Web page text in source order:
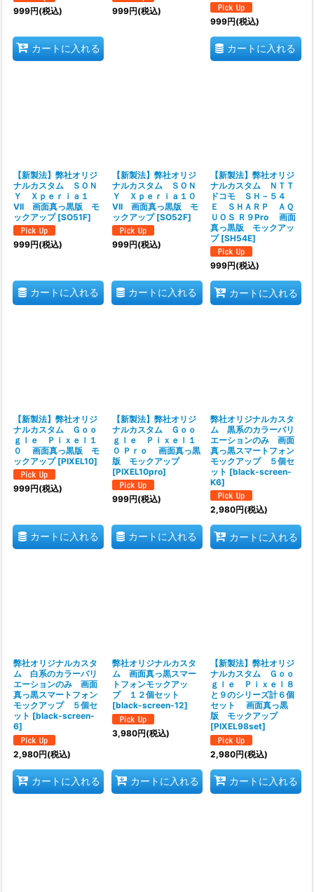
999円(税込)
カートに入れる
999円(税込)
999円(税込)
カートに入れる
【新製法】弊社オリジ
ナルカスタム ＳＯＮ
Ｙ Ｘｐｅｒｉａ１
VII 画面真っ黒版 モ
ックアップ [SO51F]
999円(税込)
カートに入れる
【新製法】弊社オリジ
ナルカスタム ＳＯＮ
Ｙ Ｘｐｅｒｉａ１０
VII 画面真っ黒版 モ
ックアップ [SO52F]
999円(税込)
カートに入れる
【新製法】弊社オリジ
ナルカスタム ＮＴＴ
ドコモ ＳＨ－５４
Ｅ ＳＨＡＲＰ ＡＱ
ＵＯＳ Ｒ９Pro 画面
真っ黒版 モックアッ
プ [SH54E]
999円(税込)
カートに入れる
【新製法】弊社オリジ
ナルカスタム Ｇｏｏ
ｇｌｅ Ｐｉｘｅｌ１
０ 画面真っ黒版 モ
ックアップ [PIXEL10]
999円(税込)
カートに入れる
【新製法】弊社オリジ
ナルカスタム Ｇｏｏ
ｇｌｅ Ｐｉｘｅｌ１
０ Ｐｒｏ 画面真っ黒
版 モックアップ
[PIXEL10pro]
999円(税込)
カートに入れる
弊社オリジナルカスタ
ム 黒系のカラーバリ
エーションのみ 画面
真っ黒スマートフォン
モックアップ ５個セ
ット [black-screen-
K6]
2,980円(税込)
カートに入れる
弊社オリジナルカスタ
ム 白系のカラーバリ
エーションのみ 画面
真っ黒スマートフォン
モックアップ ５個セ
ット [black-screen-
6]
2,980円(税込)
カートに入れる
弊社オリジナルカスタ
ム 画面真っ黒スマー
トフォンモックアッ
プ １２個セット
[black-screen-12]
3,980円(税込)
カートに入れる
【新製法】弊社オリジ
ナルカスタム Ｇｏｏ
ｇｌｅ Ｐｉｘｅｌ８
と９のシリーズ計６個
セット 画面真っ黒
版 モックアップ
[PIXEL98set]
2,980円(税込)
カートに入れる